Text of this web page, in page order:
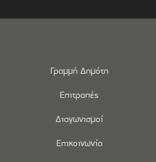
Γραμμή Δημότη
Επιτροπές
Διαγωνισμοί
Επικοινωνία